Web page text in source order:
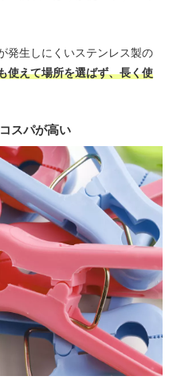
発生しにくいステンレス製の
使えて場所を選ばず、長く使
スパが高い